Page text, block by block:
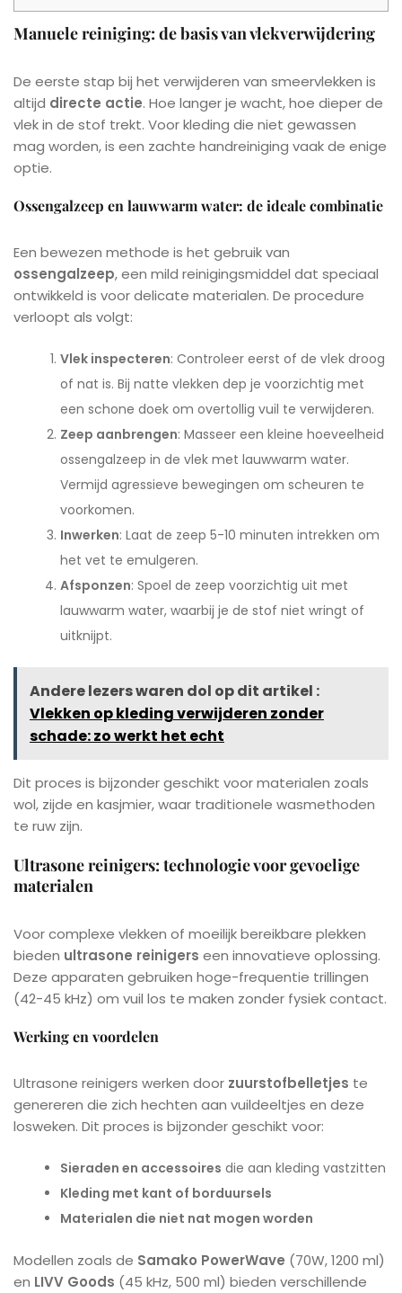
Manuele reiniging: de basis van vlekverwijdering
De eerste stap bij het verwijderen van smeervlekken is
altijd directe actie. Hoe langer je wacht, hoe dieper de
vlek in de stof trekt. Voor kleding die niet gewassen
mag worden, is een zachte handreiniging vaak de enige
optie.
Ossengalzeep en lauwwarm water: de ideale combinatie
Een bewezen methode is het gebruik van
ossengalzeep, een mild reinigingsmiddel dat speciaal
ontwikkeld is voor delicate materialen. De procedure
verloopt als volgt:
Vlek inspecteren: Controleer eerst of de vlek droog
of nat is. Bij natte vlekken dep je voorzichtig met
een schone doek om overtollig vuil te verwijderen.
Zeep aanbrengen: Masseer een kleine hoeveelheid
ossengalzeep in de vlek met lauwwarm water.
Vermijd agressieve bewegingen om scheuren te
voorkomen.
Inwerken: Laat de zeep 5-10 minuten intrekken om
het vet te emulgeren.
Afsponzen: Spoel de zeep voorzichtig uit met
lauwwarm water, waarbij je de stof niet wringt of
uitknijpt.
Andere lezers waren dol op dit artikel :
Vlekken op kleding verwijderen zonder
schade: zo werkt het echt
Dit proces is bijzonder geschikt voor materialen zoals
wol, zijde en kasjmier, waar traditionele wasmethoden
te ruw zijn.
Ultrasone reinigers: technologie voor gevoelige
materialen
Voor complexe vlekken of moeilijk bereikbare plekken
bieden ultrasone reinigers een innovatieve oplossing.
Deze apparaten gebruiken hoge-frequentie trillingen
(42-45 kHz) om vuil los te maken zonder fysiek contact.
Werking en voordelen
Ultrasone reinigers werken door zuurstofbelletjes te
genereren die zich hechten aan vuildeeltjes en deze
losweken. Dit proces is bijzonder geschikt voor:
Sieraden en accessoires die aan kleding vastzitten
Kleding met kant of borduursels
Materialen die niet nat mogen worden
Modellen zoals de Samako PowerWave (70W, 1200 ml)
en LIVV Goods (45 kHz, 500 ml) bieden verschillende